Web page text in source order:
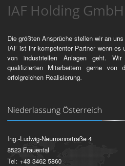
IAF Holding GmbH
Die größten Ansprüche stellen wir an
IAF ist ihr kompetenter Partner wenn es
von industriellen Anlagen geht.
qualifizierten Mitarbeitern gerne
erfolgreichen Realisierung.
Niederlassung Österreich
Ing.-Ludwig-Neumannstraße 4
8523 Frauental
Tel: +43 3462 5860